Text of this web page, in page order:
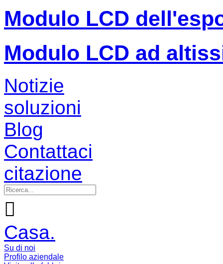
Modulo LCD
Modulo LCD ad
Notizie
soluzioni
Blog
Contattaci
citazione

Casa.
Su di noi
Profilo aziendale